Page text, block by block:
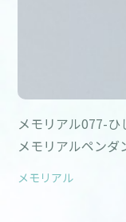
メモリアル077-
メモリアルペンダ
メモリアル